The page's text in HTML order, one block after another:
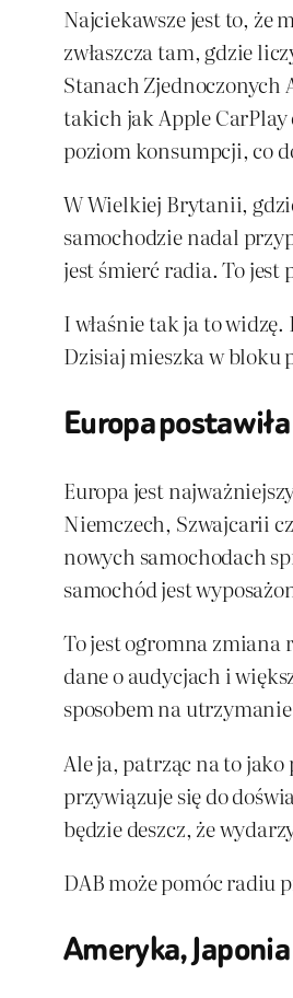
Najciekawsze jest to, że
zwłaszcza tam, gdzie
Stanach Zjednoczonych
takich jak Apple CarPlay
poziom konsumpcji, co
W Wielkiej Brytanii,
samochodzie nadal
jest śmierć radia. To jest
I właśnie tak ja to
Dzisiaj mieszka w bloku
Europa
Europa jest
Niemczech, Szwajcarii
nowych samochodach
samochód jest
To jest ogromna zmiana
dane o audycjach i
sposobem na
Ale ja, patrząc na to
przywiązuje się do
będzie deszcz, że
DAB może pomóc radiu
Ameryka,